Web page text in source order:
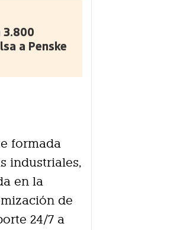
3.800
a Penske
formada
industriales,
en la
de
24/7 a